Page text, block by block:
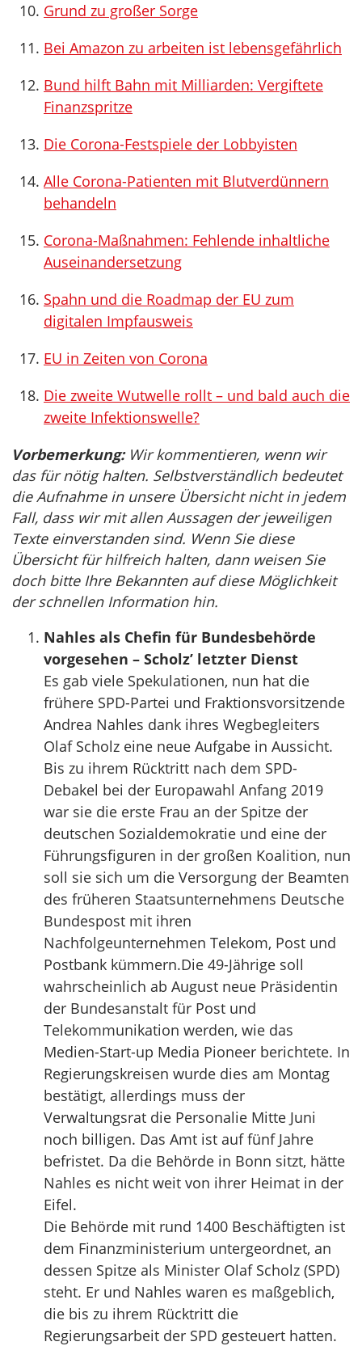
Grund zu großer Sorge
Bei Amazon zu arbeiten ist lebensgefährlich
Bund hilft Bahn mit Milliarden: Vergiftete
Finanzspritze
Die Corona-Festspiele der Lobbyisten
Alle Corona-Patienten mit Blutverdünnern
behandeln
Corona-Maßnahmen: Fehlende inhaltliche
Auseinandersetzung
Spahn und die Roadmap der EU zum
digitalen Impfausweis
EU in Zeiten von Corona
Die zweite Wutwelle rollt – und bald auch die
zweite Infektionswelle?
Vorbemerkung:Wir kommentieren, wenn wir
das für nötig halten. Selbstverständlich bedeutet
die Aufnahme in unsere Übersicht nicht in jedem
Fall, dass wir mit allen Aussagen der jeweiligen
Texte einverstanden sind. Wenn Sie diese
Übersicht für hilfreich halten, dann weisen Sie
doch bitte Ihre Bekannten auf diese Möglichkeit
der schnellen Information hin.
Nahles als Chefin für Bundesbehörde
vorgesehen – Scholz’ letzter Dienst
Es gab viele Spekulationen, nun hat die
frühere SPD-Partei und Fraktionsvorsitzende
Andrea Nahles dank ihres Wegbegleiters
Olaf Scholz eine neue Aufgabe in Aussicht.
Bis zu ihrem Rücktritt nach dem SPD-
Debakel bei der Europawahl Anfang 2019
war sie die erste Frau an der Spitze der
deutschen Sozialdemokratie und eine der
Führungsfiguren in der großen Koalition, nun
soll sie sich um die Versorgung der Beamten
des früheren Staatsunternehmens Deutsche
Bundespost mit ihren
Nachfolgeunternehmen Telekom, Post und
Postbank kümmern.Die 49-Jährige soll
wahrscheinlich ab August neue Präsidentin
der Bundesanstalt für Post und
Telekommunikation werden, wie das
Medien-Start-up Media Pioneer berichtete. In
Regierungskreisen wurde dies am Montag
bestätigt, allerdings muss der
Verwaltungsrat die Personalie Mitte Juni
noch billigen. Das Amt ist auf fünf Jahre
befristet. Da die Behörde in Bonn sitzt, hätte
Nahles es nicht weit von ihrer Heimat in der
Eifel.
Die Behörde mit rund 1400 Beschäftigten ist
dem Finanzministerium untergeordnet, an
dessen Spitze als Minister Olaf Scholz (SPD)
steht. Er und Nahles waren es maßgeblich,
die bis zu ihrem Rücktritt die
Regierungsarbeit der SPD gesteuert hatten.